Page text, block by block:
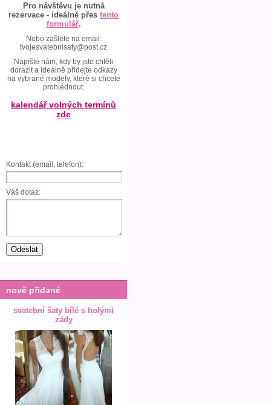
Pro návštěvu je nutná
rezervace - ideálně přes tento
formulář.
Nebo zašlete na email:
tvojesvatebnisaty@post.cz
Napište nám, kdy by jste chtěli
dorazit a ideálně přidejte odkazy
na vybrané modely, které si chcete
prohlédnout.
kalendář volných termínů
zde
Kontakt (email, telefon):
Váš dotaz:
nově přidané
svatební šaty bílé s holými
zády